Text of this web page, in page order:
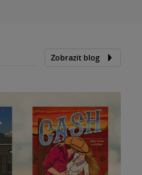
Zobrazit blog